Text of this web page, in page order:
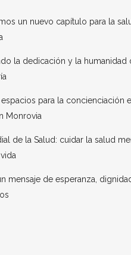
un nuevo capítulo para la
la dedicación y la humanidad
para la concienciación
Monrovia
de la Salud: cuidar la salud
mensaje de esperanza,